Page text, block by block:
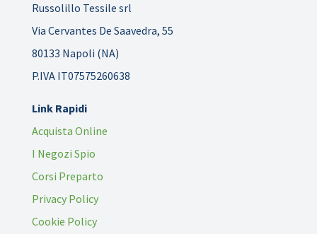
Russolillo Tessile srl
Via Cervantes De Saavedra, 55
80133 Napoli (NA)
P.IVA IT07575260638
Link Rapidi
Acquista Online
I Negozi Spio
Corsi Preparto
Privacy Policy
Cookie Policy